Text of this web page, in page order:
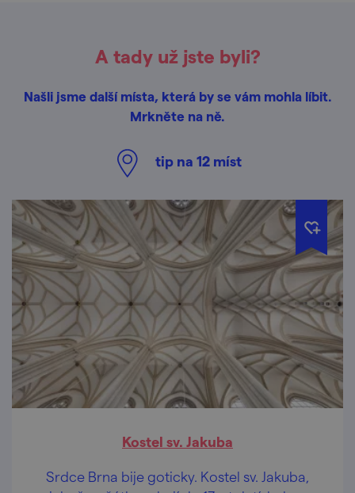
A tady už jste byli?
Našli jsme další místa, která by se vám mohla líbit.
Mrkněte na ně.
tip na 12 míst
Kostel sv. Jakuba
Srdce Brna bije goticky. Kostel sv. Jakuba,